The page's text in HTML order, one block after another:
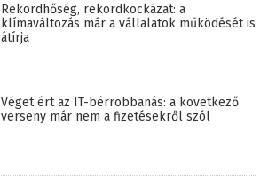
Rekordhőség, rekordkockázat: a
klímaváltozás már a vállalatok működését is
átírja
Véget ért az IT-bérrobbanás: a következő
verseny már nem a fizetésekről szól